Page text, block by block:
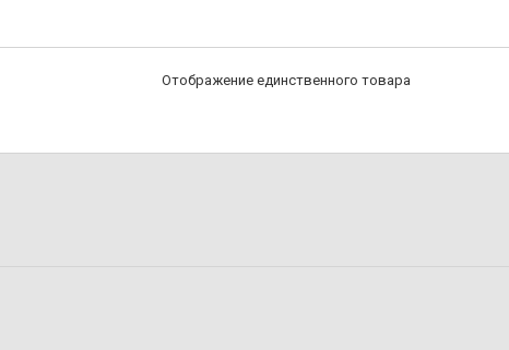
Отображение единственного товара